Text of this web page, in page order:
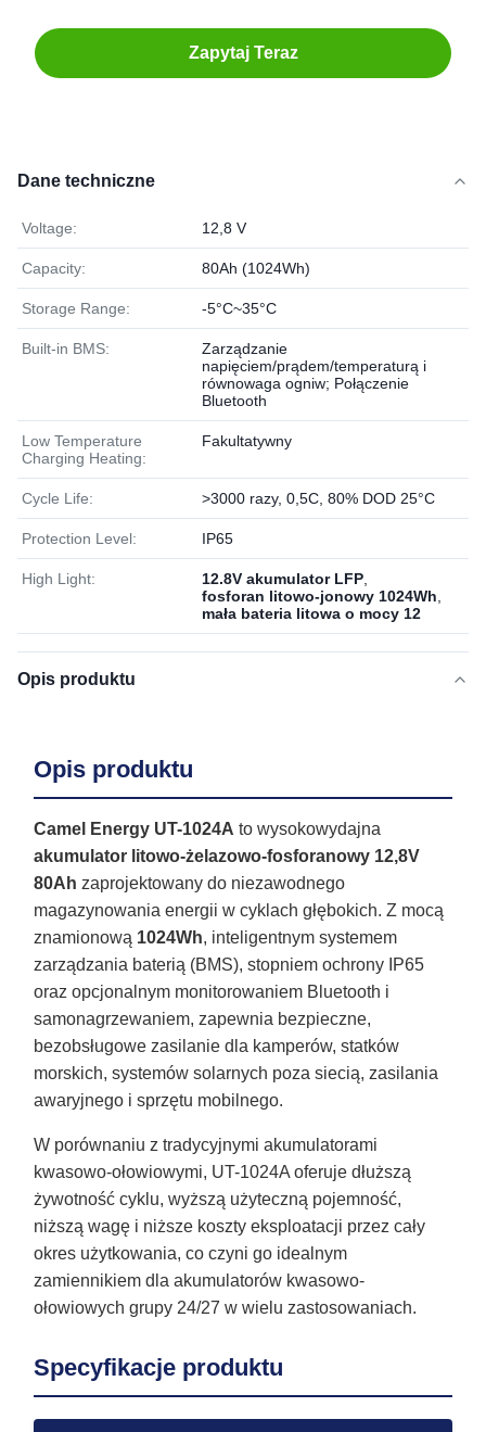
Zapytaj Teraz
Dane techniczne
Voltage: 12,8 V
Capacity: 80Ah (1024Wh)
Storage Range: -5°C~35°C
Built-in BMS:
Zarządzanie
napięciem/prądem/temperaturą i
równowaga ogniw; Połączenie
Bluetooth
Low Temperature
Charging Heating:
Fakultatywny
Cycle Life: >3000 razy, 0,5C, 80% DOD 25°C
Protection Level: IP65
High Light: 12.8V akumulator LFP
fosforan litowo-jonowy 1024Wh
mała bateria litowa o mocy 12
Opis produktu
Opis produktu
Camel Energy UT-1024A to wysokowydajna
akumulator litowo-żelazowo-fosforanowy 12,8V
80Ah zaprojektowany do niezawodnego
magazynowania energii w cyklach głębokich. Z mocą
znamionową 1024Wh, inteligentnym systemem
zarządzania baterią (BMS), stopniem ochrony IP65
oraz opcjonalnym monitorowaniem Bluetooth i
samonagrzewaniem, zapewnia bezpieczne,
bezobsługowe zasilanie dla kamperów, statków
morskich, systemów solarnych poza siecią, zasilania
awaryjnego i sprzętu mobilnego.
W porównaniu z tradycyjnymi akumulatorami
kwasowo-ołowiowymi, UT-1024A oferuje dłuższą
żywotność cyklu, wyższą użyteczną pojemność,
niższą wagę i niższe koszty eksploatacji przez cały
okres użytkowania, co czyni go idealnym
zamiennikiem dla akumulatorów kwasowo-
ołowiowych grupy 24/27 w wielu zastosowaniach.
Specyfikacje produktu